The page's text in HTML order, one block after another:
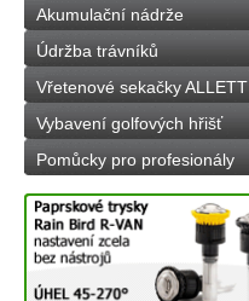
Akumulační nádrže
Údržba trávníků
Vřetenové sekačky ALLETT
Vybavení golfových hřišť
Pomůcky pro profesionály